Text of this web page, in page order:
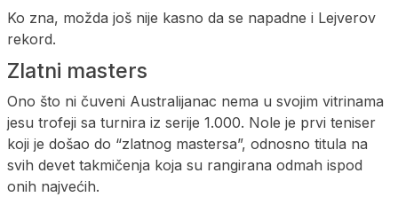
Ko zna, možda još nije kasno da se napadne i Lejverov
rekord.
Zlatni masters
Ono što ni čuveni Australijanac nema u svojim vitrinama
jesu trofeji sa turnira iz serije 1.000. Nole je prvi teniser
koji je došao do “zlatnog mastersa”, odnosno titula na
svih devet takmičenja koja su rangirana odmah ispod
onih najvećih.